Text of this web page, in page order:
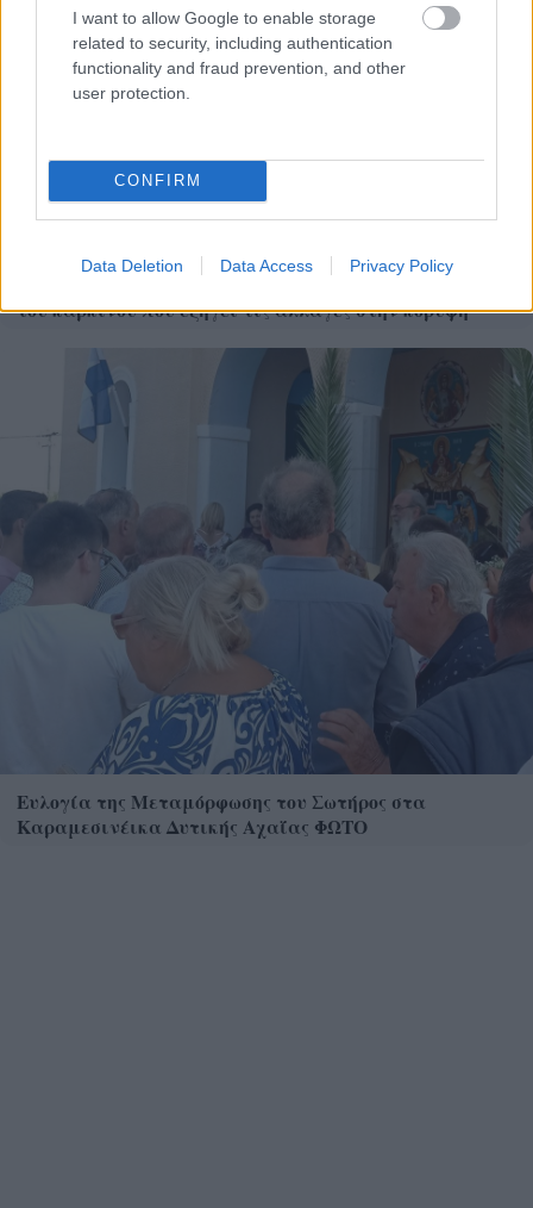
I want to allow Google to enable storage
related to security, including authentication
functionality and fraud prevention, and other
user protection.
CONFIRM
Data Deletion Data Access Privacy Policy
Η Google ΑΙ ο Hassabis και η δήλωση για την θεραπεία
του καρκίνου που εξηγεί τις αλλαγές στην κορυφή
Ευλογία της Μεταμόρφωσης του Σωτήρος στα
Καραμεσινέικα Δυτικής Αχαΐας ΦΩΤΟ